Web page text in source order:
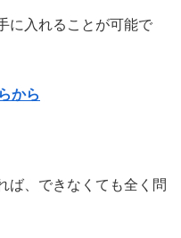
に入れることが可能で
から
ば、できなくても全く問